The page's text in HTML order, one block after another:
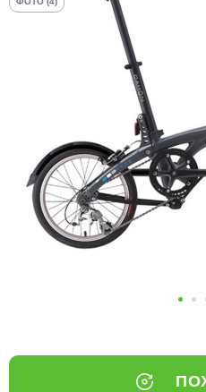
Добавляйте товары
в корзину
Оплачивайте
25% картой любого
выбранный
Оставшиеся75%
списываться
с